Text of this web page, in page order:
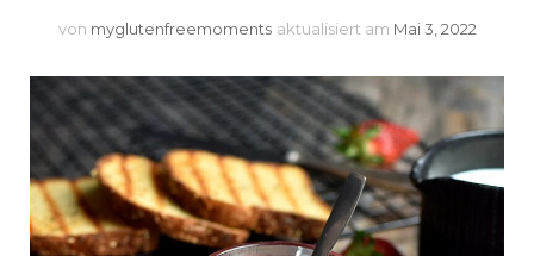
von myglutenfreemoments aktualisiert am Mai 3, 2022